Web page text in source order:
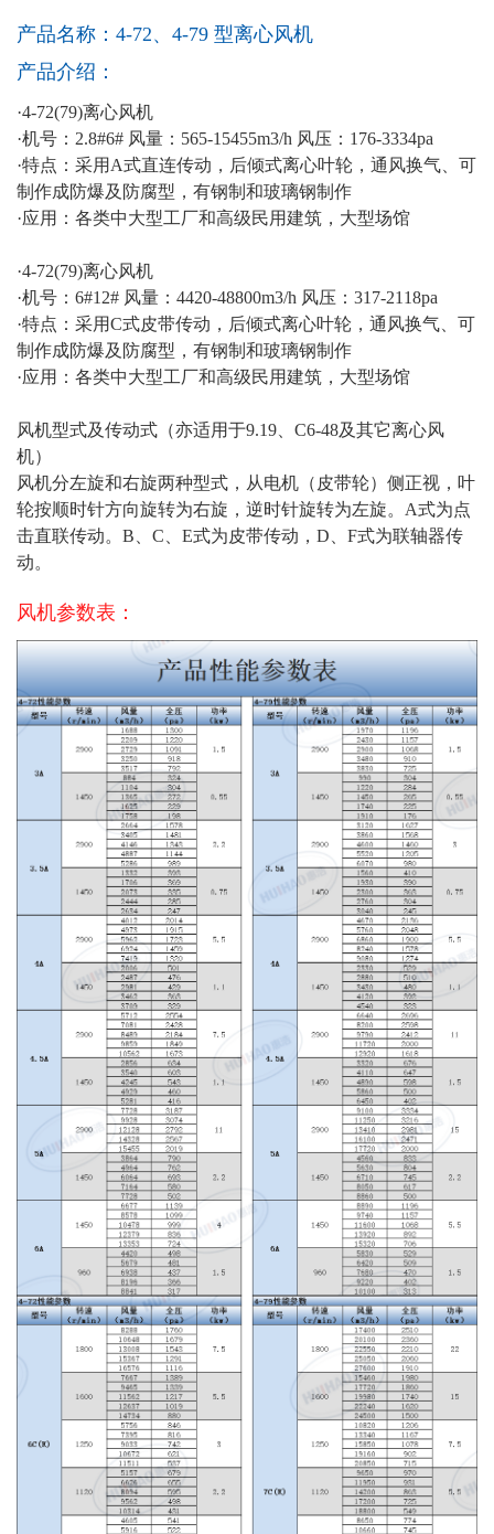
产品名称： 4-72、4-79 型离心风机
产品介绍：
·4-72(79)离心风机
·机号：2.8#6# 风量：565-15455m3/h 风压：176-3334pa
·特点：采用A式直连传动，后倾式离心叶轮，通风换气、可
制作成防爆及防腐型，有钢制和玻璃钢制作
·应用：各类中大型工厂和高级民用建筑，大型场馆
·4-72(79)离心风机
·机号：6#12# 风量：4420-48800m3/h 风压：317-2118pa
·特点：采用C式皮带传动，后倾式离心叶轮，通风换气、可
制作成防爆及防腐型，有钢制和玻璃钢制作
·应用：各类中大型工厂和高级民用建筑，大型场馆
风机型式及传动式（亦适用于9.19、C6-48及其它离心风
机）
风机分左旋和右旋两种型式，从电机（皮带轮）侧正视，叶
轮按顺时针方向旋转为右旋，逆时针旋转为左旋。A式为点
击直联传动。B、C、E式为皮带传动，D、F式为联轴器传
动。
风机参数表：